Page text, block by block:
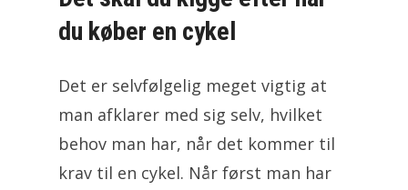
du køber en cykel
Det er selvfølgelig meget vigtig at
man afklarer med sig selv, hvilket
behov man har, når det kommer til
krav til en cykel. Når først man har